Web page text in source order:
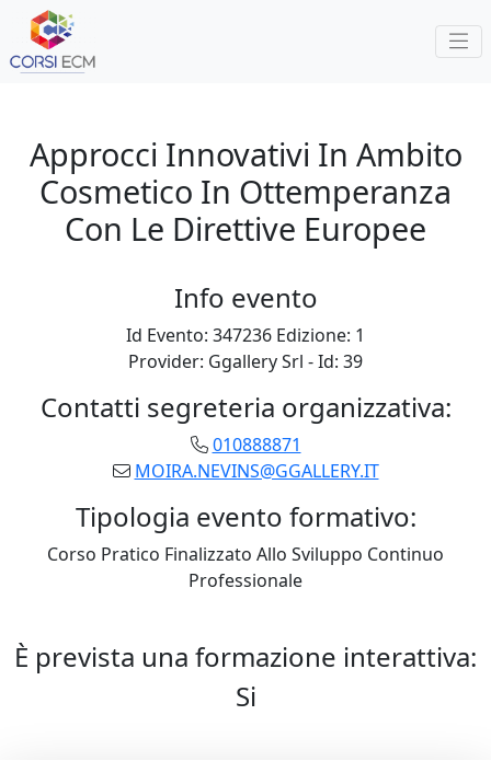
Approcci Innovativi In Ambito
Cosmetico In Ottemperanza
Con Le Direttive Europee
Info evento
Id Evento: 347236 Edizione: 1
Provider: Ggallery Srl - Id: 39
Contatti segreteria organizzativa:
010888871
MOIRA.NEVINS@GGALLERY.IT
Tipologia evento formativo:
Corso Pratico Finalizzato Allo Sviluppo Continuo
Professionale
È prevista una formazione interattiva:
Si